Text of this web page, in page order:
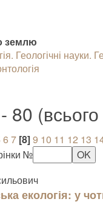
землю
Геологічні науки.
80
6 7 [8]9 10 11 12 13
№
екологія: у